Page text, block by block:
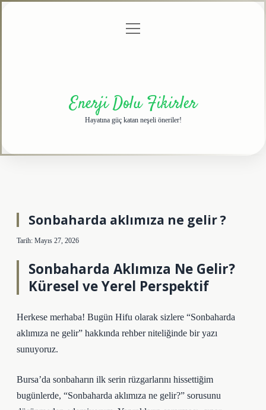
menüyü
Enerji Dolu Fikirler
Hayatına güç katan neşeli öneriler!
Sonbaharda aklımıza ne gelir ?
Tarih: Mayıs 27, 2026
Sonbaharda Aklımıza Ne Gelir?
Küresel ve Yerel Perspektif
Herkese merhaba! Bugün Hifu olarak sizlere “Sonbaharda
aklımıza ne gelir” hakkında rehber niteliğinde bir yazı
sunuyoruz.
Bursa’da sonbaharın ilk serin rüzgarlarını hissettiğim
bugünlerde, “Sonbaharda aklımıza ne gelir?” sorusunu